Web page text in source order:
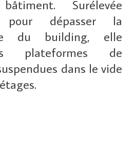
Surélevée
pour dépasser la
du building, elle
plateformes de
dans le vide